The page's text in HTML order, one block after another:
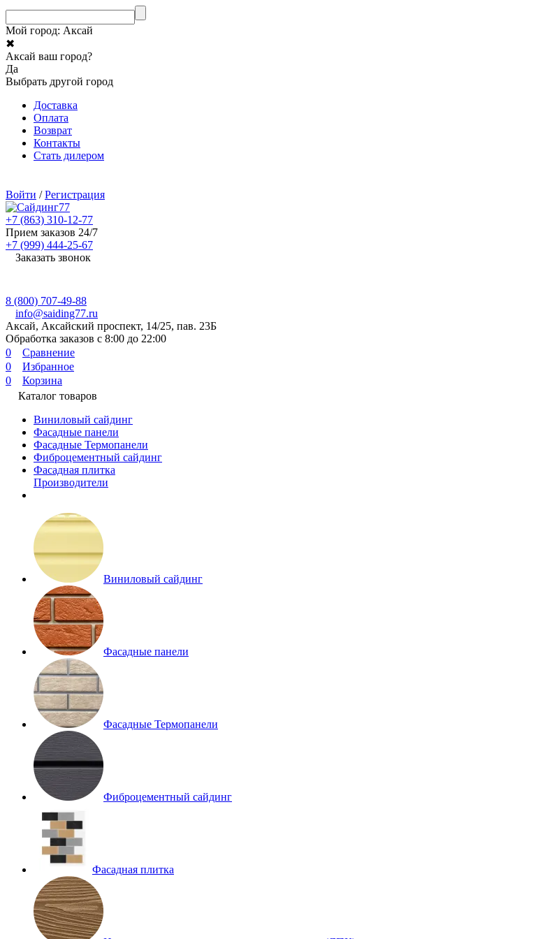
Мой город: Аксай
✖
Аксай ваш город?
Да
Выбрать другой город
Доставка
Оплата
Возврат
Контакты
Стать дилером
Войти /Регистрация
+7 (863) 310-12-77
Прием заказов 24/7
+7 (999) 444-25-67
Заказать звонок
8 (800) 707-49-88
info@saiding77.ru
Аксай, Аксайский проспект, 14/25, пав. 23Б
Обработка заказов с 8:00 до 22:00
0
Сравнение
0
Избранное
0
Корзина
Каталог товаров
Виниловый сайдинг
Фасадные панели
Фасадные Термопанели
Фиброцементный сайдинг
Фасадная плитка
Производители
Виниловый сайдинг
Фасадные панели
Фасадные Термопанели
Фиброцементный сайдинг
Фасадная плитка